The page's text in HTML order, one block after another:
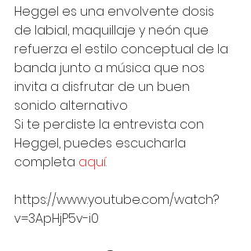
Heggel es una envolvente dosis
de labial, maquillaje y neón que
refuerza el estilo conceptual de la
banda junto a música que nos
invita a disfrutar de un buen
sonido alternativo
Si te perdiste la entrevista con
Heggel, puedes escucharla
completa aquí.
https://www.youtube.com/watch?
v=3ApHjP5v-i0